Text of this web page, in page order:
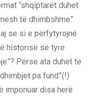
“shqiptarët duhet
të dhimbshme”.
se si e përfytyrojnë
historisë së tyre
Përse ata duhet të
pa fund”(!)
imponuar disa herë